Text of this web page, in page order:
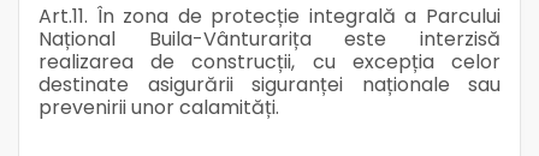
Art.11. În zona de protecție integrală a Parcului
Național Buila-Vânturarița este interzisă
realizarea de construcții, cu excepția celor
destinate asigurării siguranței naționale sau
prevenirii unor calamități.